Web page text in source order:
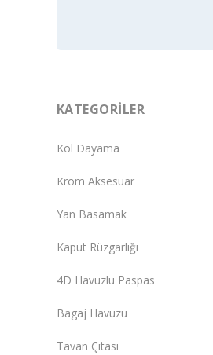
KATEGORILER
Kol Dayama
Krom Aksesuar
Yan Basamak
Kaput Rüzgarlığı
4D Havuzlu Paspas
Bagaj Havuzu
Tavan Çıtası